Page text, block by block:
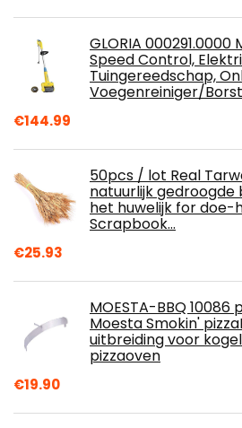
GLORIA
Speed Control,
Tuingereedschap,
Voegenreiniger/
€144.99
50pcs / lot Real
natuurlijk gedroogde
het huwelijk for
Scrapbook…
€25.93
MOESTA-BBQ
Moesta Smokin'
uitbreiding voor
pizzaoven
€19.90